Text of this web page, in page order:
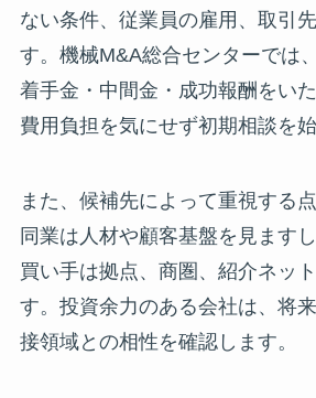
ない条件、従業員の雇用、取引
す。機械M&A総合センターでは
着手金・中間金・成功報酬をい
費用負担を気にせず初期相談を始
また、候補先によって重視する
同業は人材や顧客基盤を見ます
買い手は拠点、商圏、紹介ネッ
す。投資余力のある会社は、将
接領域との相性を確認します。